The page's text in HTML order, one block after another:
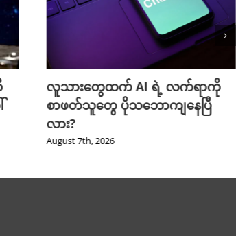
လူသားတွေထက် AI ရဲ့ လက်ရာကို
စာဖတ်သူတွေ ပိုသဘောကျနေပြီ
လား?
August 7th, 2026